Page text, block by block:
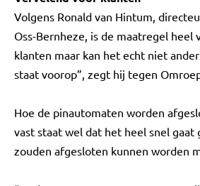
Volgens Ronald van Hintum,
Oss-Bernheze, is de maatregel heel
klanten maar kan het echt niet
staat voorop”, zegt hij tegen
Hoe de pinautomaten worden
vast staat wel dat het heel snel gaat
zouden afgesloten kunnen worden